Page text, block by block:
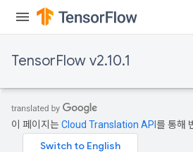
TensorFlow v2.10.1
이 페이지는Cloud Translation API 를 통해